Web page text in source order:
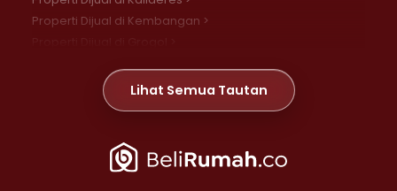
Properti Dijual di Kembangan >
Properti Dijual di Meruya >
Properti Dijual di Jelambar >
Properti Dijual di Jakarta Pusat >
Lihat Semua Tautan